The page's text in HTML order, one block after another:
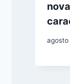
agosto